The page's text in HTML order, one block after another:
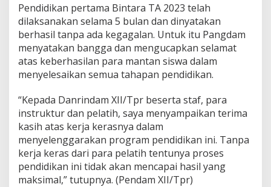
Pendidikan pertama Bintara TA 2023 telah
dilaksanakan selama 5 bulan dan dinyatakan
berhasil tanpa ada kegagalan. Untuk itu Pangdam
menyatakan bangga dan mengucapkan selamat
atas keberhasilan para mantan siswa dalam
menyelesaikan semua tahapan pendidikan.
“Kepada Danrindam XII/Tpr beserta staf, para
instruktur dan pelatih, saya menyampaikan terima
kasih atas kerja kerasnya dalam
menyelenggarakan program pendidikan ini. Tanpa
kerja keras dari para pelatih tentunya proses
pendidikan ini tidak akan mencapai hasil yang
maksimal,” tutupnya. (Pendam XII/Tpr)